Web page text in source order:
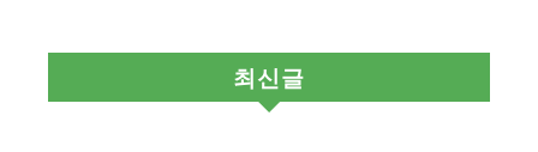
최신글